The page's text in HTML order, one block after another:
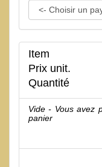
Item
Prix unit.
Quantité
Vide - Vous avez
panier